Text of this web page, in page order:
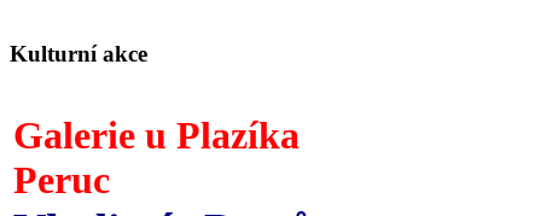
Kulturní akce
Galerie u Plazíka
Peruc